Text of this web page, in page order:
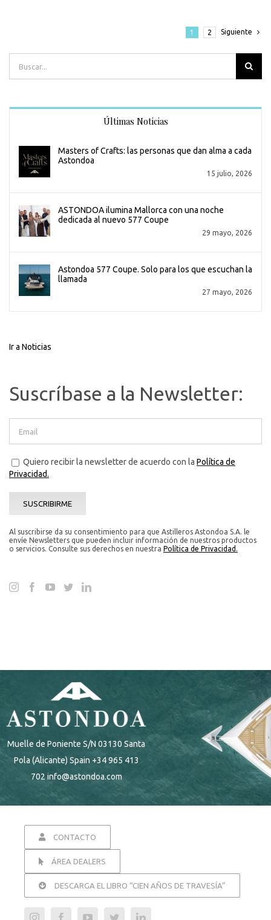
1 2 Siguiente
Últimas Noticias
Masters of Crafts: las personas que dan alma a cada
Astondoa
15 julio, 2026
ASTONDOA ilumina Mallorca con una noche
dedicada al nuevo 577 Coupe
29 mayo, 2026
Astondoa 577 Coupe. Solo para los que escuchan la
llamada
27 mayo, 2026
Ir a Noticias
Muelle de Poniente S/N 03130 Santa
Pola (Alicante) Spain +34 965 413
702 info@astondoa.com
CONTACTO
ÁREA DEALERS
DESCARGA EL LIBRO “CIEN AÑOS DE TRAVESÍA”